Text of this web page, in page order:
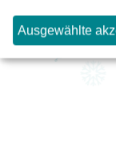
Ausgewählte